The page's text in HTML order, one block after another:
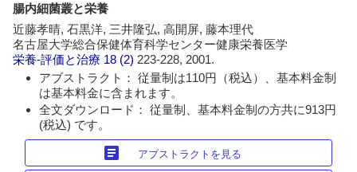
腸内細菌叢と栄養
近藤孝晴, 石黒洋, 三井隆弘, 高開屏, 藤本理代
名古屋大学総合保健体育科学センター健康栄養医学
栄養-評価と治療 18 (2) 223-228, 2001.
アブストラクト： 従量制は110円（税込）、基本料金制
は基本料金に含まれます。
全文ダウンロード： 従量制、基本料金制の方共に913円
(税込) です。
article アブストラクトを見る